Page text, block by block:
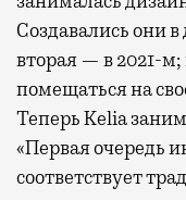
Создавались они в
вторая — в 2021-м;
помещаться на
Теперь Kelia
«Первая очередь
соответствует